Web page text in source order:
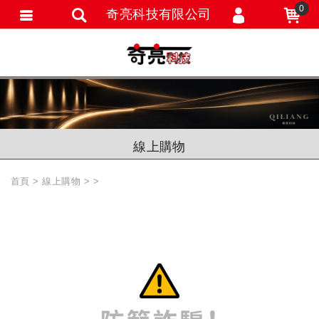
線上購物
首頁 線上購物
奇亮科技有限公司 0
會員登入
忘記密碼
訂單查詢
追蹤清單